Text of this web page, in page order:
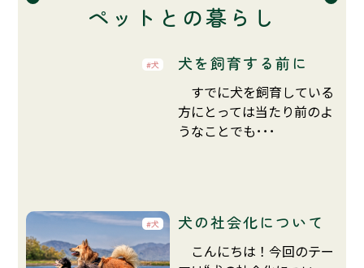
ペットとの暮らし
犬 犬を飼育する前に
すでに犬を飼育している
方にとっては当たり前のよ
うなことでも･･･
マは“犬の社会化につい